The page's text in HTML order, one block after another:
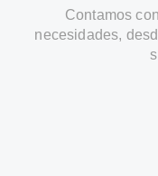
Contamos
necesidades,